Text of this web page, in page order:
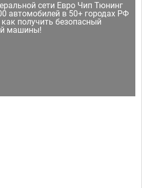
сети Евро Чип Тюнинг
автомобилей в 50+ городах РФ
получить безопасный
машины!